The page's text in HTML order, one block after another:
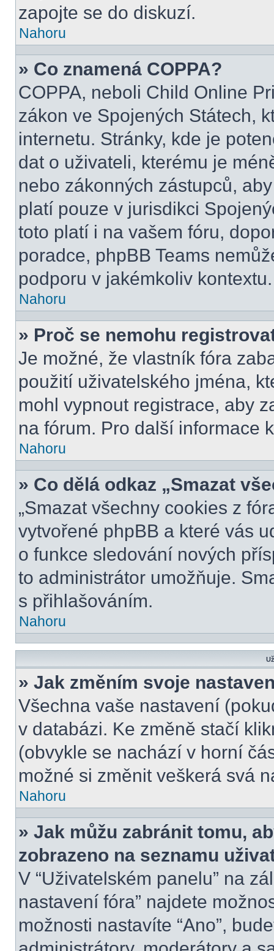
zapojte se do diskuzí.
Nahoru
» Co znamená COPPA?
COPPA, neboli Child Online
zákon ve Spojených Státech,
internetu. Stránky, kde je
dat o uživateli, kterému je
nebo zákonných zástupců,
platí pouze v jurisdikci
toto platí i na vašem fóru,
poradce, phpBB Teams
podporu v jakémkoliv kontextu.
Nahoru
» Proč se nemohu
Je možné, že vlastník fóra
použití uživatelského jména,
mohl vypnout registrace, aby
na fórum. Pro další informace
Nahoru
» Co dělá odkaz „Smazat
„Smazat všechny cookies z
vytvořené phpBB a které vás
o funkce sledování nových
to administrátor umožňuje.
s přihlašováním.
Nahoru
» Jak změním svoje
Všechna vaše nastavení
v databázi. Ke změně stačí
(obvykle se nachází v horní
možné si změnit veškerá svá
Nahoru
» Jak můžu zabránit tomu,
zobrazeno na seznamu
V “Uživatelském panelu” na
nastavení fóra” najdete
možnosti nastavíte “Ano”,